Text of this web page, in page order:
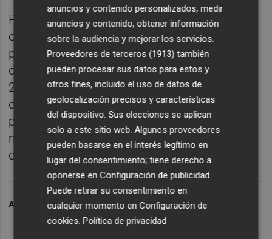
Para impulsar la puesta en marcha de sus
operaciones, Vueling ha lanzado una
promoción especial (disponible entre los
días 8 y 10 de julio) con un descuento del
20% en todas sus rutas, para volar entre el 3
de agosto y el 31 de octubre de 2020. Para
poder acceder al descuento solo será
necesario introducir el código ENJOY20
durante el proceso de compra.
ARCHIVADO EN VUELING
anuncios y contenido personalizados, medir
anuncios y contenido, obtener información
sobre la audiencia y mejorar los servicios.
Proveedores de terceros (1913) también
pueden procesar sus datos para estos y
otros fines, incluido el uso de datos de
geolocalización precisos y características
del dispositivo. Sus elecciones se aplican
solo a este sitio web. Algunos proveedores
pueden basarse en el interés legítimo en
lugar del consentimiento; tiene derecho a
oponerse enConfiguración de publicidad.
Puede retirar su consentimiento en
cualquier momento enConfiguración de
cookies.Política de privacidad